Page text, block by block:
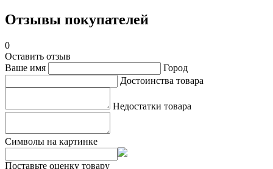
Отзывы покупателей
0
Оставить отзыв
Ваше имя
Город
Достоинства товара
Недостатки товара
Символы на картинке
Поставьте оценку товару